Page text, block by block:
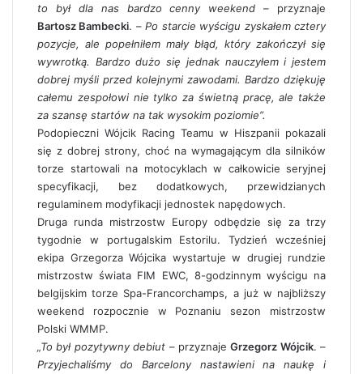
to był dla nas bardzo cenny weekend – przyznaje
Bartosz Bambecki. –Po starcie wyścigu zyskałem cztery
pozycje, ale popełniłem mały błąd, który zakończył się
wywrotką. Bardzo dużo się jednak nauczyłem i jestem
dobrej myśli przed kolejnymi zawodami. Bardzo dziękuję
całemu zespołowi nie tylko za świetną pracę, ale także
za szansę startów na tak wysokim poziomie”.
Podopieczni Wójcik Racing Teamu w Hiszpanii pokazali
się z dobrej strony, choć na wymagającym dla silników
torze startowali na motocyklach w całkowicie seryjnej
specyfikacji, bez dodatkowych, przewidzianych
regulaminem modyfikacji jednostek napędowych.
Druga runda mistrzostw Europy odbędzie się za trzy
tygodnie w portugalskim Estorilu. Tydzień wcześniej
ekipa Grzegorza Wójcika wystartuje w drugiej rundzie
mistrzostw świata FIM EWC, 8-godzinnym wyścigu na
belgijskim torze Spa-Francorchamps, a już w najbliższy
weekend rozpocznie w Poznaniu sezon mistrzostw
Polski WMMP.
„To był pozytywny debiut – przyznajeGrzegorz Wójcik. –
Przyjechaliśmy do Barcelony nastawieni na naukę i